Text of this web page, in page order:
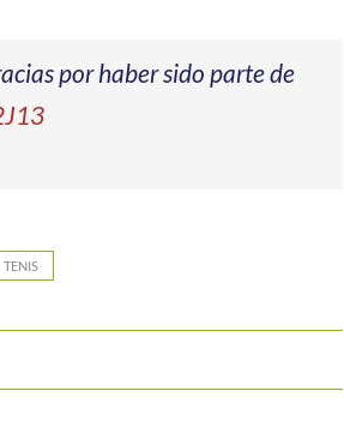
por haber sido parte de
TENIS